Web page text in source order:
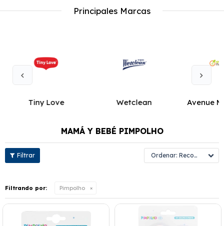
Principales Marcas
Tiny Love Wetclean Avenue
MAMÁ Y BEBÉ PIMPOLHO
Recomendados
Filtrando por: Pimpolho